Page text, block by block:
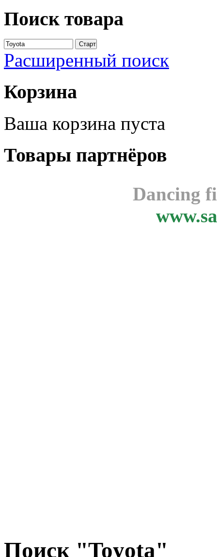
Поиск товара
Расширенный поиск
Корзина
Ваша корзина пуста
Товары партнёров
Dancing
Поиск "Toyota"